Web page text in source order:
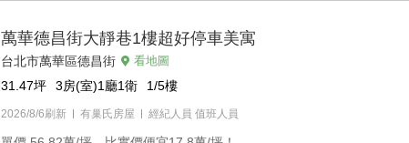
萬華德昌街大靜巷1樓超好停車美寓
台北市萬華區德昌街 看地圖
31.47坪 3房(室)1廳1衛 1/5樓
2026/8/6刷新 有巢氏房屋 經紀人員 值班人員